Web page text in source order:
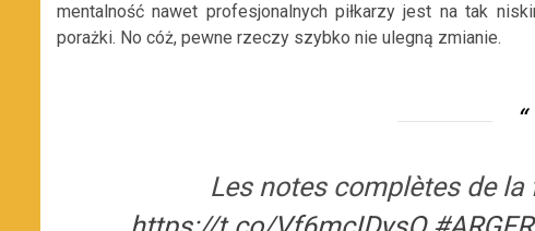
mentalność nawet profesjonalnych piłkarzy jest na tak
porażki. No cóż, pewne rzeczy szybko nie ulegną zmianie.
Les notes complètes de